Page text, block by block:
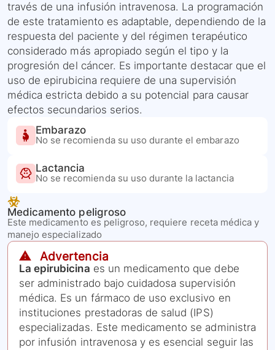
través de una infusión intravenosa. La programación
de este tratamiento es adaptable, dependiendo de la
respuesta del paciente y del régimen terapéutico
considerado más apropiado según el tipo y la
progresión del cáncer. Es importante destacar que el
uso de epirubicina requiere de una supervisión
médica estricta debido a su potencial para causar
efectos secundarios serios.
Embarazo
No se recomienda su uso durante el embarazo
Lactancia
No se recomienda su uso durante la lactancia
Medicamento peligroso
Este medicamento es peligroso, requiere receta médica y
manejo especializado
⚠️ Advertencia
La epirubicina es un medicamento que debe
ser administrado bajo cuidadosa supervisión
médica. Es un fármaco de uso exclusivo en
instituciones prestadoras de salud (IPS)
especializadas. Este medicamento se administra
por infusión intravenosa y es esencial seguir las